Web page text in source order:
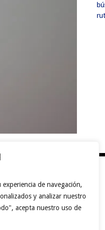
de navegación,
y analizar nuestro
acepta nuestro uso de